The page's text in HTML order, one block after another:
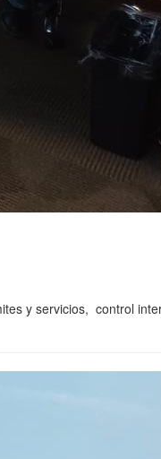
y servicios, control